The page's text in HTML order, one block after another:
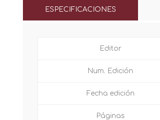
ESPECIFICACIONES
Editor
Num. Edición
Fecha edición
Páginas